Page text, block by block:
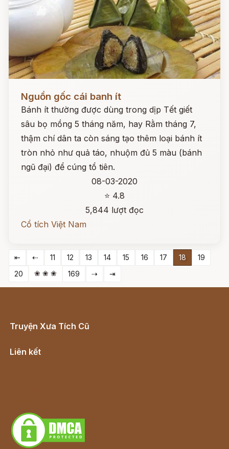
Đọc ngay
Nguồn gốc cái banh ít
Bánh ít thường được dùng trong dịp Tết giết
sâu bọ mồng 5 tháng năm, hay Rằm tháng 7,
thậm chí dân ta còn sáng tạo thêm loại bánh ít
tròn nhỏ như quả táo, nhuộm đủ 5 màu (bánh
ngũ đại) để cúng tổ tiên.
08-03-2020
⭐ 4.8
5,844 lượt đọc
Cổ tích Việt Nam
⇤ ⇠ 11 12 13 14 15 16 17 18
19
20
❀ ❀ ❀ 169 ⇢ ⇥
Truyện Xưa Tích Cũ
Liên kết